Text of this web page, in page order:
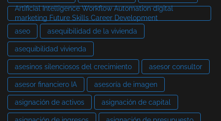
Artificial Intelligence Workflow Automation digital
marketing Future Skills Career Development
aseo
asequibilidad de la vivienda
asequibilidad vivienda
asesinos silenciosos del crecimiento asesor consultor
asesor financiero IA asesoría de imagen
asignación de activos asignación de capital